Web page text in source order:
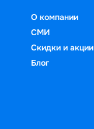
О компании
СМИ
Скидки и акции
Блог